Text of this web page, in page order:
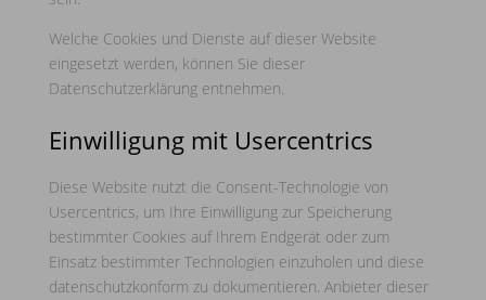
Welche Cookies und Dienste auf dieser Website
eingesetzt werden, können Sie dieser
Datenschutzerklärung entnehmen.
Einwilligung mit Usercentrics
Diese Website nutzt die Consent-Technologie von
Usercentrics, um Ihre Einwilligung zur Speicherung
bestimmter Cookies auf Ihrem Endgerät oder zum
Einsatz bestimmter Technologien einzuholen und diese
datenschutzkonform zu dokumentieren. Anbieter dieser